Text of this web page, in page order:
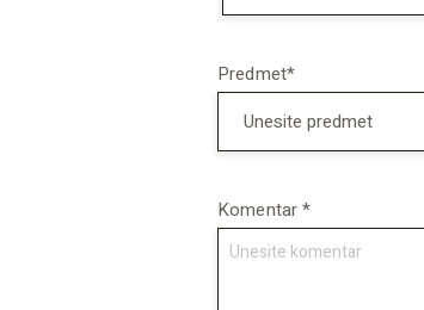
Predmet*
Komentar *